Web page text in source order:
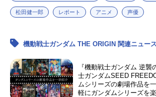
松田健一郎 レポート アニメ 声優
機動戦士ガンダム THE ORIGIN 関連ニュース
『機動戦士ガンダム 逆
士ガンダムSEED
ムシリーズの劇場作品を
軽にガンダムシリーズを